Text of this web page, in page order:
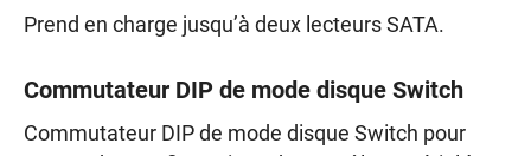
Prend en charge jusqu’à deux lecteurs SATA.
Commutateur DIP de mode disque Switch
Commutateur DIP de mode disque Switch pour